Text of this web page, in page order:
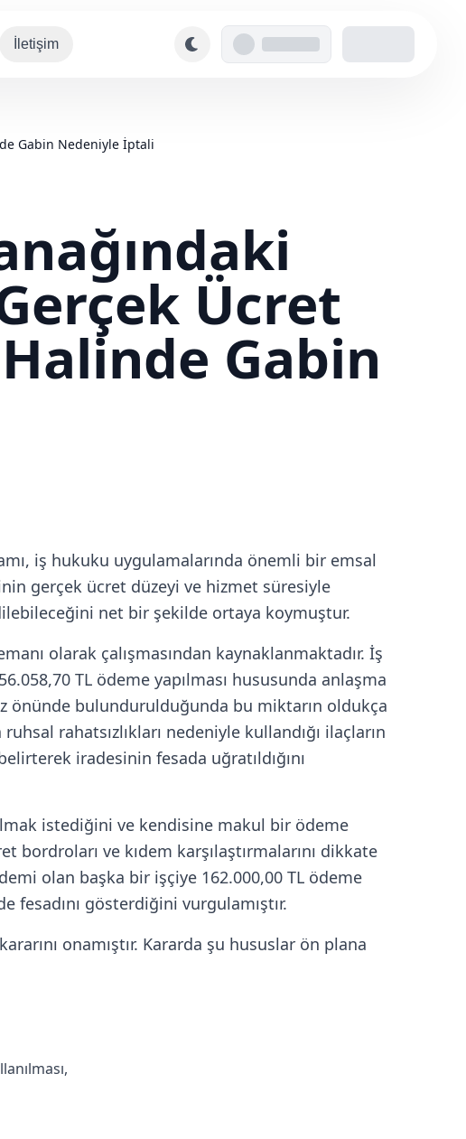
İletişim
Gabin Nedeniyle İptali
Ücret
Gabin
iş hukuku uygulamalarında önemli bir emsal
gerçek ücret düzeyi ve hizmet süresiyle
net bir şekilde ortaya koymuştur.
olarak çalışmasından kaynaklanmaktadır. İş
TL ödeme yapılması hususunda anlaşma
önünde bulundurulduğunda bu miktarın oldukça
rahatsızlıkları nedeniyle kullandığı ilaçların
iradesinin fesada uğratıldığını
istediğini ve kendisine makul bir ödeme
bordroları ve kıdem karşılaştırmalarını dikkate
olan başka bir işçiye 162.000,00 TL ödeme
fesadını gösterdiğini vurgulamıştır.
onamıştır. Kararda şu hususlar ön plana